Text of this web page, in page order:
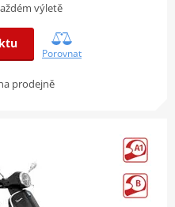
výletě
Porovnat
prodejně